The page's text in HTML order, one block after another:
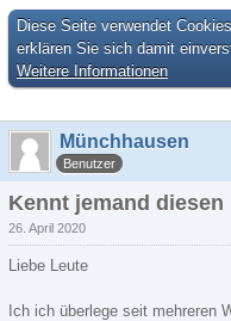
Diese Seite verwendet
erklären Sie sich damit
Weitere Informationen
Münchhausen
Benutzer
Kennt jemand
26. April 2020
Liebe Leute
Ich ich überlege seit mehreren